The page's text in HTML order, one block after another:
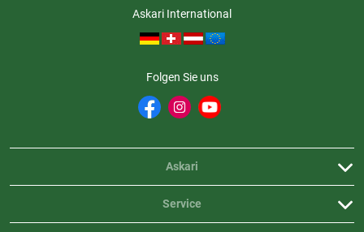
Askari International
Folgen Sie uns
Askari
Service